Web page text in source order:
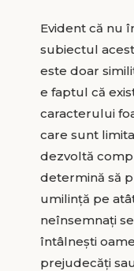
Evident că nu
subiectul
este doar
e faptul că
caracterului
care sunt
dezvoltă
determină să
umilință pe
neînsemnați
întâlneşti
prejudecăți